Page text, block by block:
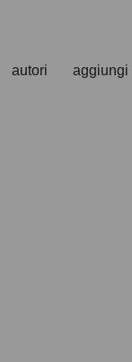
autori aggiungi